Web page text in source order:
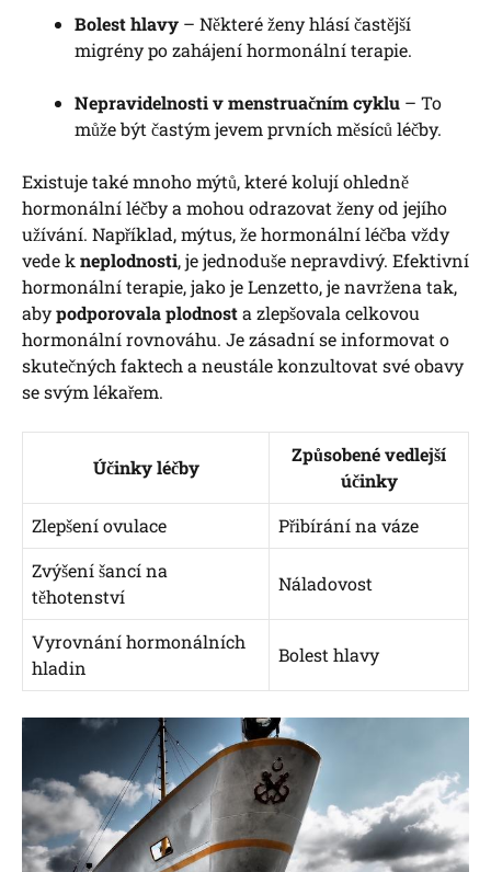
Bolest hlavy – Některé ženy hlásí častější
migrény po zahájení hormonální terapie.
Nepravidelnosti v menstruačním cyklu – To
může být častým jevem prvních měsíců léčby.
Existuje také mnoho mýtů, které kolují ohledně
hormonální léčby a mohou odrazovat ženy od jejího
užívání. Například, mýtus, že hormonální léčba vždy
vede k neplodnosti, je jednoduše nepravdivý. Efektivní
hormonální terapie, jako je Lenzetto, je navržena tak,
abypodporovala plodnosta zlepšovala celkovou
hormonální rovnováhu. Je zásadní se informovat o
skutečných faktech a neustále konzultovat své obavy
se svým lékařem.
Účinky léčby
Způsobené vedlejší
účinky
Zlepšení ovulace
Přibírání na váze
Zvýšení šancí na
těhotenství
Náladovost
Vyrovnání hormonálních
hladin
Bolest hlavy